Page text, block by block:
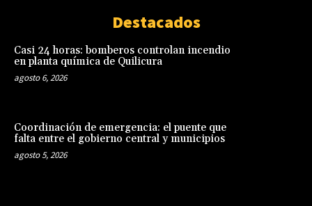
Destacados
Casi 24 horas: bomberos controlan incendio
en planta química de Quilicura
agosto 6, 2026
Coordinación de emergencia: el puente que
falta entre el gobierno central y municipios
agosto 5, 2026